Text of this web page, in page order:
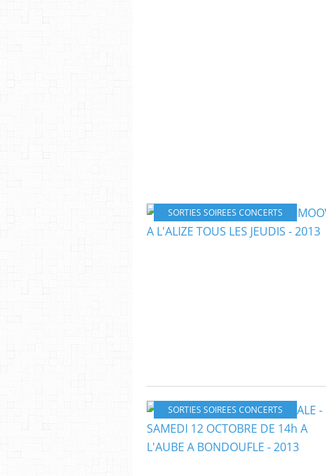
SORTIES SOIREES CONCERTS
SORTIES SOIREES CONCERTS